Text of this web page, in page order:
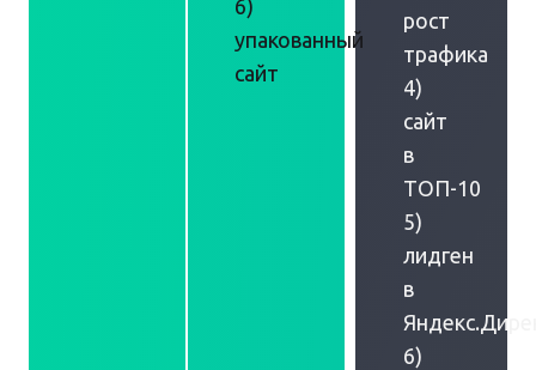
6)
упакованный
сайт
рост
трафика
4)
сайт
в
ТОП-10
5)
лидген
в
6)